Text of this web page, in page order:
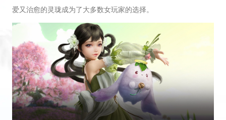
爱又治愈的灵珑成为了大多数女玩家的选择。